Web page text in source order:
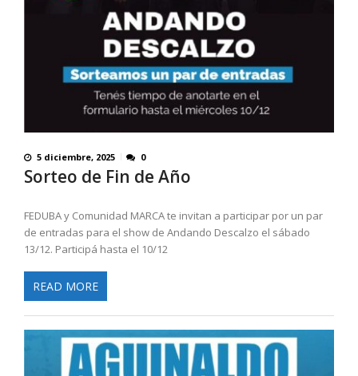
5 diciembre, 2025 0
Sorteo de Fin de Año
FEDUBA y Comunidad MARCA te invitan a participar por un par
de entradas para el show de Andando Descalzo el sábado
13/12. Participá hasta el 10/12
READ MORE